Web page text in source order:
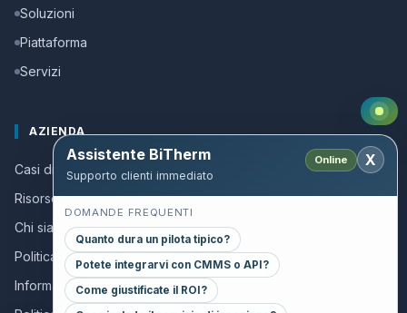
Soluzioni
Piattaforma
Servizi
AZIENDA
Casi di successo
Risorse e Guide
Chi siamo
Politica della qualità
Informazioni per collaboratori
Assistente BiTherm
Supporto clienti immediato
Online X
DOMANDE FREQUENTI
Quanto dura un pilota tipico?
Potete integrarvi con CMMS o API?
Come giustificate il ROI?